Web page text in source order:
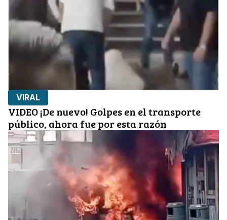
VIRAL
VIDEO ¡De nuevo! Golpes en el transporte
público, ahora fue por esta razón